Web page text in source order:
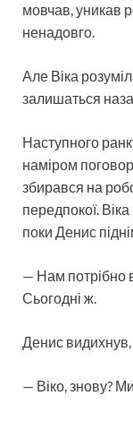
мовчав, уникав
ненадовго.
Але Віка
залишаться
Наступного
наміром
збирався на
передпокої.
поки Денис
— Нам потрібно
Сьогодні ж.
Денис
— Віко, знову?